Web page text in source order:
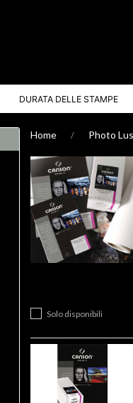
DURATA DELLE STAMPE
Home Photo
Solo disponibili